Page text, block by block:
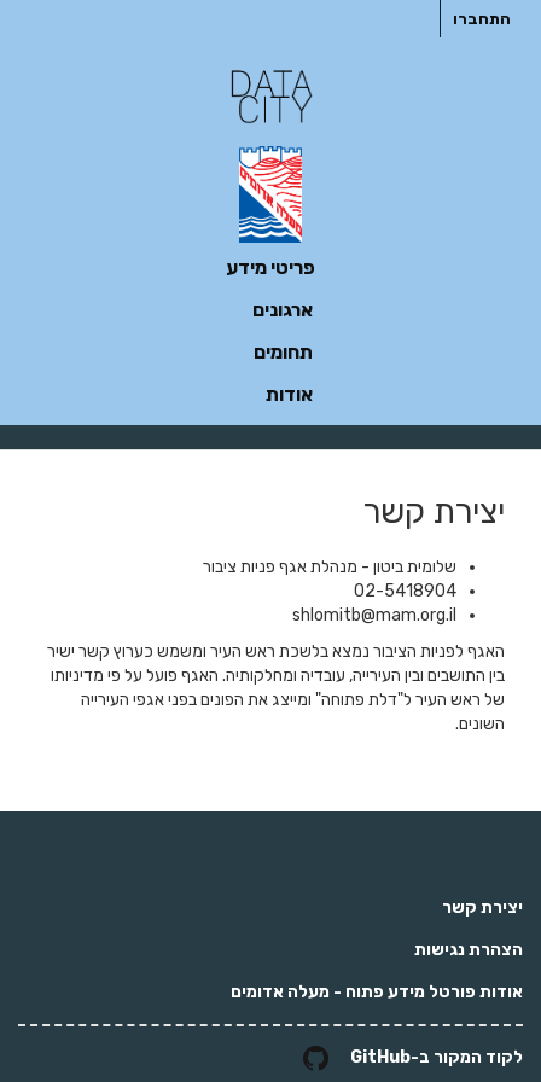
התחברו
פריטי מידע
ארגונים
תחומים
אודות
יצירת קשר
שלומית ביטון - מנהלת אגף פניות ציבור
02-5418904
shlomitb@mam.org.il
האגף לפניות הציבור נמצא בלשכת ראש העיר ומשמש כערוץ קשר ישיר
בין התושבים ובין העירייה, עובדיה ומחלקותיה. האגף פועל על פי מדיניותו
של ראש העיר ל"דלת פתוחה" ומייצג את הפונים בפני אגפי העירייה
השונים.
יצירת קשר
הצהרת נגישות
אודות פורטל מידע פתוח - מעלה אדומים
לקוד המקור ב-GitHub